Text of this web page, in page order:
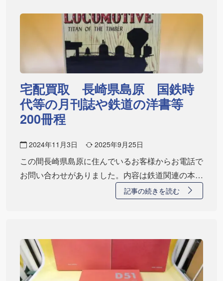
宅配買取 長崎県島原 国鉄時
代等の月刊誌や鉄道の洋書等
200冊程
2024年11月3日 2025年9月25日
この間長崎県島原に住んでいるお客様からお電話で
お問い合わせがありました。内容は鉄道関連の本で
記事の続きを読む